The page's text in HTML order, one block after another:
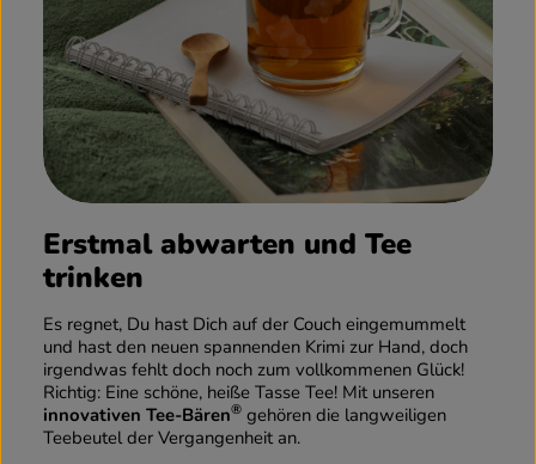
Erstmal abwarten und Tee
trinken
Es regnet, Du hast Dich auf der Couch eingemummelt
und hast den neuen spannenden Krimi zur Hand, doch
irgendwas fehlt doch noch zum vollkommenen Glück!
Richtig: Eine schöne, heiße Tasse Tee! Mit unseren
innovativen Tee-Bären® gehören die langweiligen
Teebeutel der Vergangenheit an.